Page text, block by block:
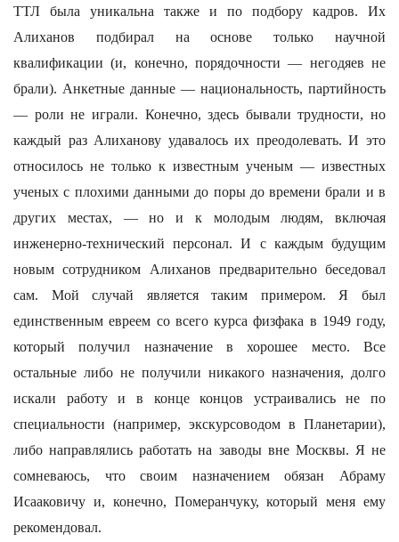
ТТЛ была уникальна также и по подбору кадров. Их
Алиханов подбирал на основе только научной
квалификации (и, конечно, порядочности — негодяев не
брали). Анкетные данные — национальность, партийность
— роли не играли. Конечно, здесь бывали трудности, но
каждый раз Алиханову удавалось их преодолевать. И это
относилось не только к известным ученым — известных
ученых с плохими данными до поры до времени брали и в
других местах, — но и к молодым людям, включая
инженерно-технический персонал. И с каждым будущим
новым сотрудником Алиханов предварительно беседовал
сам. Мой случай является таким примером. Я был
единственным евреем со всего курса физфака в 1949 году,
который получил назначение в хорошее место. Все
остальные либо не получили никакого назначения, долго
искали работу и в конце концов устраивались не по
специальности (например, экскурсоводом в Планетарии),
либо направлялись работать на заводы вне Москвы. Я не
сомневаюсь, что своим назначением обязан Абраму
Исааковичу и, конечно, Померанчуку, который меня ему
рекомендовал.